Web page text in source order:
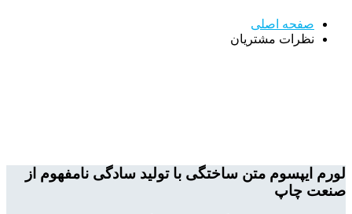
صفحه اصلی
نظرات مشتریان
لورم ایپسوم متن ساختگی با تولید سادگی نامفهوم از
صنعت چاپ